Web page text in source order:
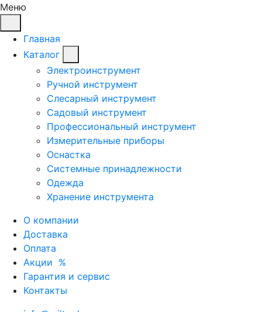
Меню
Главная
Каталог
Электроинструмент
Ручной инструмент
Слесарный инструмент
Садовый инструмент
Профессиональный инструмент
Измерительные приборы
Оснастка
Системные принадлежности
Одежда
Хранение инструмента
О компании
Доставка
Оплата
Акции %
Гарантия и сервис
Контакты